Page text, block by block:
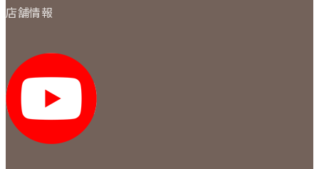
質について
返品について
各事業部の紹介
STAFF BLOG
SNS
店舗情報
LIPS 新宿店
LIPS 札幌パルコ店
LIPS 札幌白石店
LIPS 通信販売事業部